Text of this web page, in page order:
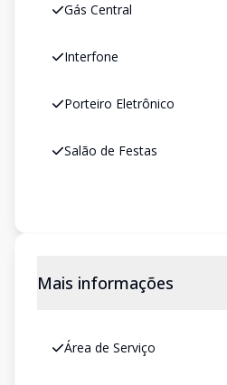
Gás Central
Interfone
Porteiro Eletrônico
Salão de Festas
Mais informações
Área de Serviço